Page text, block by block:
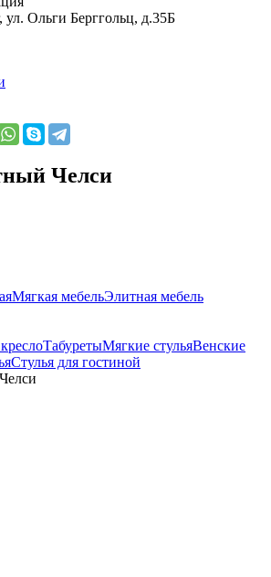
ул. Ольги Берггольц, д.35Б
Челси
Мягкая мебельЭлитная мебель
ТабуретыМягкие стульяВенские
Стулья для гостиной